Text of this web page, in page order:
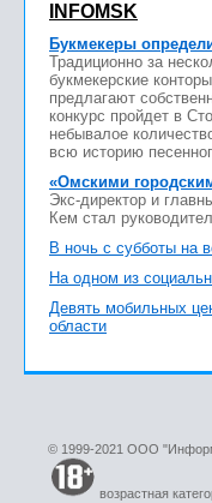
INFOMSK
Букмекеры
Традиционно за
букмекерские
предлагают
конкурс пройдет в
небывалое
всю историю
«Омскими
Экс-директор и
Кем стал
В ночь с субботы на
На одном из
Девять мобильных
области
© 1999-2021 ООО
возрастная